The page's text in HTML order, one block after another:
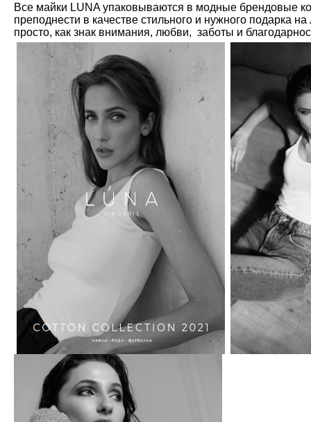
Все майки LUNA упаковываются в модные брендовые
преподнести в качестве стильного и нужного подарка
просто, как знак внимания, любви, заботы и